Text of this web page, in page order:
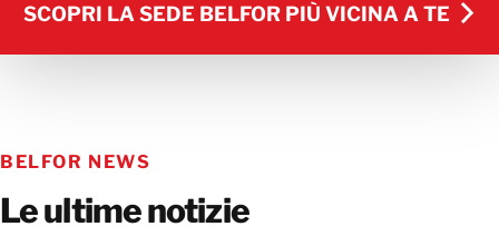
SCOPRI LA SEDE BELFOR PIÙ VICINA A TE
BELFOR NEWS
Le ultime notizie